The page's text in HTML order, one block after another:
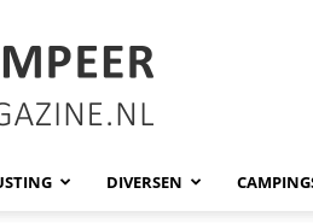
DIVERSEN